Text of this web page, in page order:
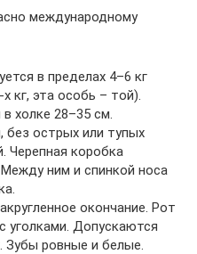
международному
в пределах 4–6 кг
кг, эта особь – той).
холке 28–35 см.
без острых или тупых
Черепная коробка
ним и спинкой носа
окончание. Рот
уголками. Допускаются
Зубы ровные и белые.